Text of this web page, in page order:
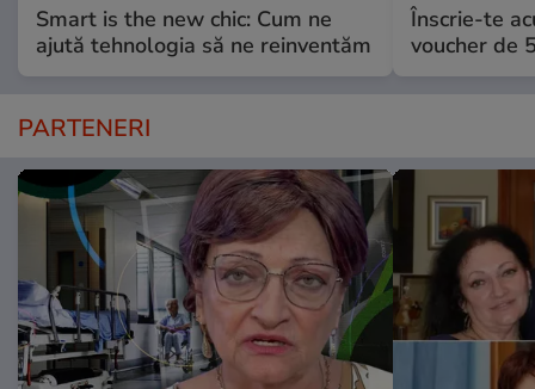
Smart is the new chic: Cum ne
ajută tehnologia să ne reinventăm
Înscrie-te
voucher de
PARTENERI